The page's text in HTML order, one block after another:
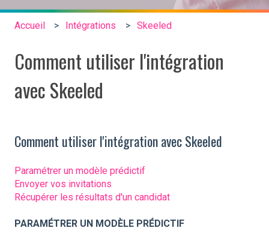
Accueil Intégrations Skeeled
Comment utiliser l'intégration
avec Skeeled
Comment utiliser l'intégration avec Skeeled
Paramétrer un modèle prédictif
Envoyer vos invitations
Récupérer les résultats d'un candidat
PARAMÉTRER UN MODÈLE PRÉDICTIF